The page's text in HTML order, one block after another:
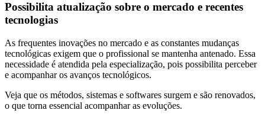
Possibilita atualização sobre o mercado e recentes
tecnologias
As frequentes inovações no mercado e as constantes mudanças
tecnológicas exigem que o profissional se mantenha antenado. Essa
necessidade é atendida pela especialização, pois possibilita perceber
e acompanhar os avanços tecnológicos.
Veja que os métodos, sistemas e softwares surgem e são renovados,
o que torna essencial acompanhar as evoluções.